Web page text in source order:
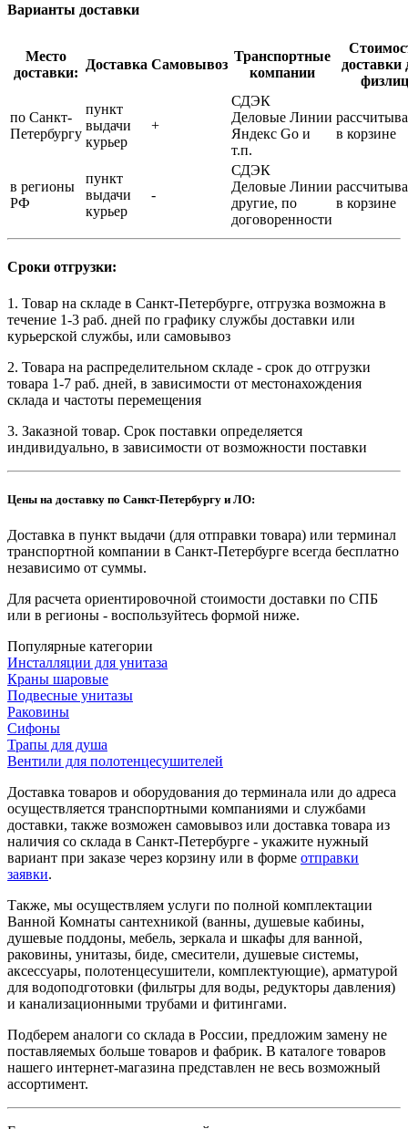
Варианты доставки
Место
доставки:
Доставка Самовывоз
Транспортные
компании
доставки
физлиц
по Санкт-
Петербургу
пункт
выдачи
курьер
+
СДЭК
Деловые Линии
Яндекс Go и
т.п.
в корзине
в регионы
РФ
пункт
выдачи
курьер
-
СДЭК
Деловые Линии
другие, по
договоренности
в корзине
Сроки отгрузки:
1. Товар на складе в Санкт-Петербурге, отгрузка возможна в
течение 1-3 раб. дней по графику службы доставки или
курьерской службы, или самовывоз
2. Товара на распределительном складе - срок до отгрузки
товара 1-7 раб. дней, в зависимости от местонахождения
склада и частоты перемещения
3. Заказной товар. Срок поставки определяется
индивидуально, в зависимости от возможности поставки
Цены на доставку по Санкт-Петербургу и ЛО:
Доставка в пункт выдачи (для отправки товара) или терминал
транспортной компании в Санкт-Петербурге всегда бесплатно
независимо от суммы.
Для расчета ориентировочной стоимости доставки по СПБ
или в регионы - воспользуйтесь формой ниже.
Популярные категории
Инсталляции для унитаза
Краны шаровые
Подвесные унитазы
Раковины
Сифоны
Трапы для душа
Вентили для полотенцесушителей
Доставка товаров и оборудования до терминала или до адреса
осуществляется транспортными компаниями и службами
доставки, также возможен самовывоз или доставка товара из
наличия со склада в Санкт-Петербурге - укажите нужный
вариант при заказе через корзину или в форме отправки
заявки.
Также, мы осуществляем услуги по полной комплектации
Ванной Комнаты сантехникой (ванны, душевые кабины,
душевые поддоны, мебель, зеркала и шкафы для ванной,
раковины, унитазы, биде, смесители, душевые системы,
аксессуары, полотенцесушители, комплектующие), арматурой
для водоподготовки (фильтры для воды, редукторы давления)
и канализационными трубами и фитингами.
Подберем аналоги со склада в России, предложим замену не
поставляемых больше товаров и фабрик. В каталоге товаров
нашего интернет-магазина представлен не весь возможный
ассортимент.